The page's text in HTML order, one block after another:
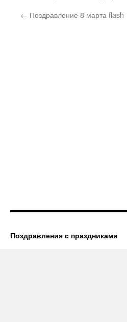
← Поздравление 8 марта flash
Поздравления с праздниками